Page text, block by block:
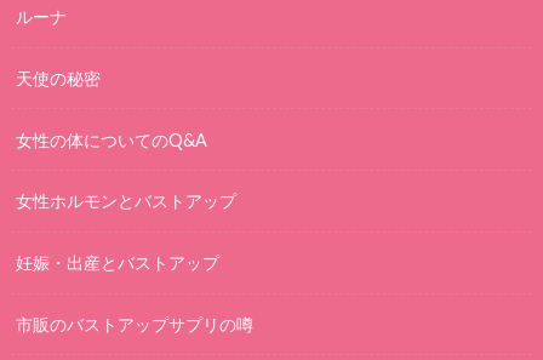
ルーナ
天使の秘密
女性の体についてのQ&A
女性ホルモンとバストアップ
妊娠・出産とバストアップ
市販のバストアップサプリの噂